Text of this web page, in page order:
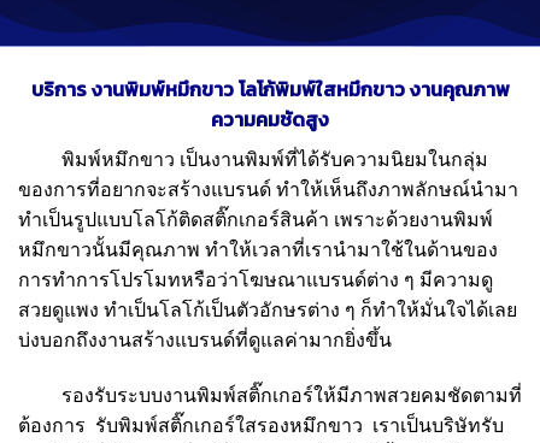
บริการงานพิมพ์หมึกขาว โลโก้พิมพ์ใสหมึกขาว งานคุณภาพ
ความคมชัดสูง
พิมพ์หมึกขาว เป็นงานพิมพ์ที่ได้รับความนิยมในกลุ่ม
ของการที่อยากจะสร้างแบรนด์ ทำให้เห็นถึงภาพลักษณ์นำมา
ทำเป็นรูปแบบโลโก้ติดสติ๊กเกอร์สินค้า เพราะด้วยงานพิมพ์
หมึกขาวนั้นมีคุณภาพ ทำให้เวลาที่เรานำมาใช้ในด้านของ
การทำการโปรโมทหรือว่าโฆษณาแบรนด์ต่าง ๆ มีความดู
สวยดูแพง ทำเป็นโลโก้เป็นตัวอักษรต่าง ๆ ก็ทำให้มั่นใจได้เลย
บ่งบอกถึงงานสร้างแบรนด์ที่ดูแลค่ามากยิ่งขึ้น
รองรับระบบงานพิมพ์สติ๊กเกอร์ให้มีภาพสวยคมชัดตามที่
ต้องการ รับพิมพ์สติ๊กเกอร์ใสรองหมึกขาว เราเป็นบริษัทรับ